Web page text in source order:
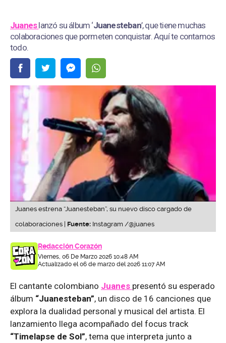
Juaneslanzó su álbum ‘Juanesteban’, que tiene muchas
colaboraciones que pormeten conquistar. Aquí te contamos
todo.
Juanes estrena “Juanesteban”, su nuevo disco cargado de
colaboraciones | Fuente: Instagram /@juanes
Redacción Corazón
Viernes, 06 De Marzo 2026 10:48 AM
Actualizado el 06 de marzo del 2026 11:07 AM
El cantante colombiano Juanes presentó su esperado
álbum “Juanesteban”, un disco de 16 canciones que
explora la dualidad personal y musical del artista. El
lanzamiento llega acompañado del focus track
“Timelapse de Sol”, tema que interpreta junto a